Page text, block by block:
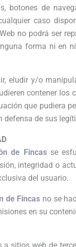
botones de
caso
no podrá ser
forma ni en
eludir y/o
contener los
que pudiera
defensa de sus
de Fincasse
integridad o
del usuario.
de Fincas no se
en su